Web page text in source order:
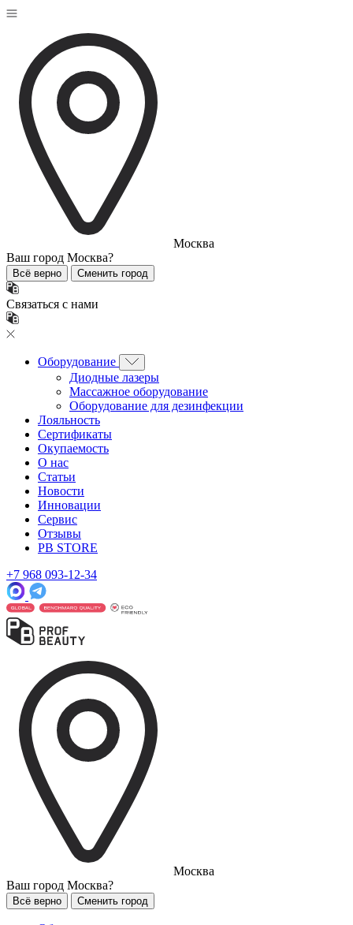
Москва
Ваш город Москва?
Всё верно Сменить город
Связаться с нами
Оборудование
Диодные лазеры
Массажное оборудование
Оборудование для дезинфекции
Лояльность
Сертификаты
Окупаемость
О нас
Статьи
Новости
Инновации
Сервис
Отзывы
PB STORE
+7 968 093-12-34
Москва
Ваш город Москва?
Всё верно Сменить город